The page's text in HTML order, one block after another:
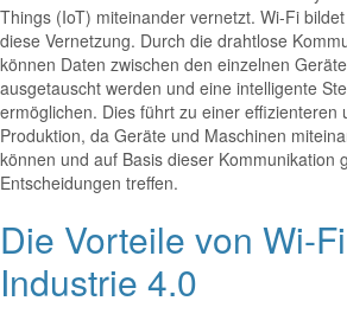
Things (IoT) miteinander vernetzt. Wi-Fi
diese Vernetzung. Durch die drahtlose
können Daten zwischen den einzelnen
ausgetauscht werden und eine intelligente
ermöglichen. Dies führt zu einer effizienteren
Produktion, da Geräte und Maschinen
können und auf Basis dieser Kommunikation
Entscheidungen treffen.
Die Vorteile von Wi-
Industrie 4.0